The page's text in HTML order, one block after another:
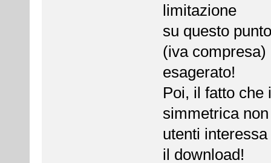
limitazione
su questo
(iva
esagerato!
Poi, il fatto che
simmetrica
utenti interessa
il download!